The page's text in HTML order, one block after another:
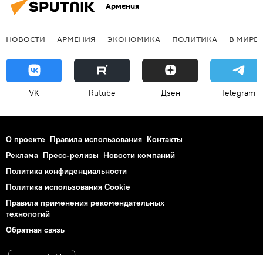
Армения
НОВОСТИ АРМЕНИЯ ЭКОНОМИКА ПОЛИТИКА В МИРЕ
VK Rutube Дзен Telegram
О проекте Правила использования Контакты
Реклама Пресс-релизы Новости компаний
Политика конфиденциальности
Политика использования Cookie
Правила применения рекомендательных
технологий
Обратная связь